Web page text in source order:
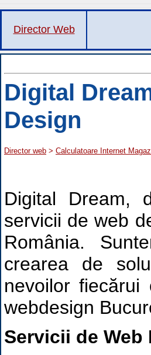
Director Web
Digital
Design
Director web > Calculatoare Internet
Digital Dream,
servicii de web
România.
crearea de
nevoilor
webdesign
Servicii de